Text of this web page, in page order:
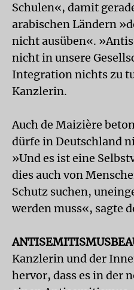
Schulen«, damit
arabischen Ländern
nicht ausüben«.
nicht in unsere
Integration nichts zu
Kanzlerin.
Auch de Maizière
dürfe in Deutschland
»Und es ist eine
dies auch von
Schutz suchen,
werden muss«, sagte
Kanzlerin und der
hervor, dass es in der